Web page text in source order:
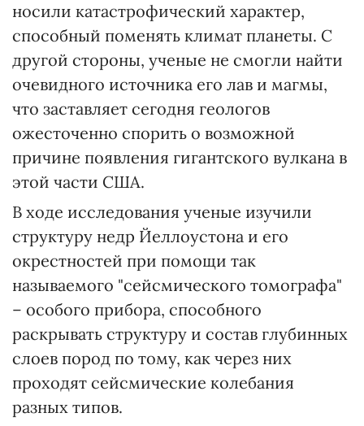
носили катастрофический характер,
способный поменять климат планеты. С
другой стороны, ученые не смогли найти
очевидного источника его лав и магмы,
что заставляет сегодня геологов
ожесточенно спорить о возможной
причине появления гигантского вулкана в
этой части США.
В ходе исследования ученые изучили
структуру недр Йеллоустона и его
окрестностей при помощи так
называемого "сейсмического томографа"
– особого прибора, способного
раскрывать структуру и состав глубинных
слоев пород по тому, как через них
проходят сейсмические колебания
разных типов.